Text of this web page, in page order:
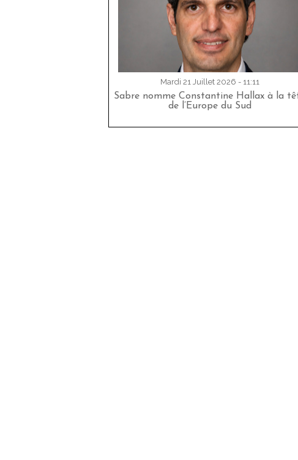
Mardi 21 Juillet 2026 - 11:11
Sabre nomme Constantine Hallax à la
de l’Europe du Sud